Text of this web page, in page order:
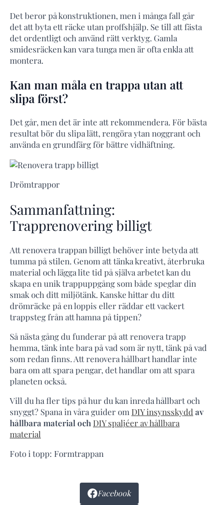
Det beror på konstruktionen, men i många fall går
det att byta ett räcke utan proffshjälp. Se till att fästa
det ordentligt och använd rätt verktyg. Gamla
smidesräcken kan vara tunga men är ofta enkla att
montera.
Kan man måla en trappa utan att
slipa först?
Det går, men det är inte att rekommendera. För bästa
resultat bör du slipa lätt, rengöra ytan noggrant och
använda en grundfärg för bättre vidhäftning.
Drömtrappor
Sammanfattning:
Trapprenovering billigt
Att renovera trappan billigt behöver inte betyda att
tumma på stilen. Genom att tänka kreativt, återbruka
material och lägga lite tid på själva arbetet kan du
skapa en unik trappuppgång som både speglar din
smak och ditt miljötänk. Kanske hittar du ditt
drömräcke på en loppis eller räddar ett vackert
trappsteg från att hamna på tippen?
Så nästa gång du funderar på att renovera trapp
hemma, tänk inte bara på vad som är nytt, tänk på vad
som redan finns. Att renovera hållbart handlar inte
bara om att spara pengar, det handlar om att spara
planeten också.
Vill du ha fler tips på hur du kan inreda hållbart och
snyggt? Spana in våra guider om DIY insynsskydd av
hållbara material och DIY spaljéer av hållbara
material
Foto i topp: Formtrappan
Facebook